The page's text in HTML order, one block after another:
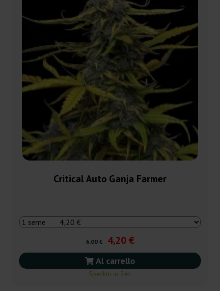
Critical Auto Ganja Farmer
6,00 € 4,20 €
Al carrello
Spedito in 24h